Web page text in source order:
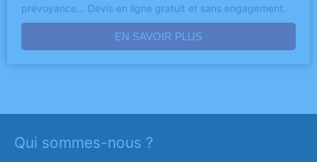
prévoyance… Devis en ligne gratuit et sans engagement.
EN SAVOIR PLUS
Qui sommes-nous ?